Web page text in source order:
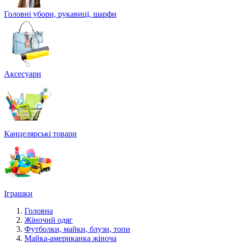
Головні убори, рукавиці, шарфи
Аксесуари
Канцелярські товари
Іграшки
Головна
Жіночий одяг
Футболки, майки, блузи, топи
Майка-американка жіноча